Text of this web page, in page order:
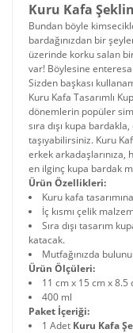
Kuru Kafa
Bundan böyle
bardağınızdan bir
üzerinde korku salan
var! Böylesine
Sizden başkası
Kuru Kafa Tasarımlı
dönemlerin popüler
sıra dışı kupa
taşıyabilirsiniz. Kuru
erkek arkadaşlarınıza,
en ilginç kupa bardak
Ürün Özellikleri:
Kuru kafa
İç kısmı çelik
Sıra dışı tasarım
katacak.
Mutfağınızda
Ürün Ölçüleri:
11 cm x 15 cm x 8.5
400 ml
Paket İçeriği:
1 Adet Kuru Kafa